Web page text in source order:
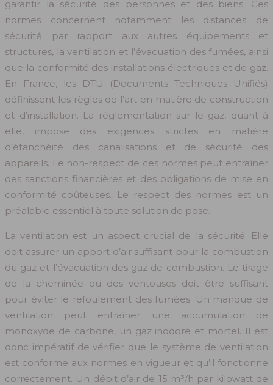
garantir la sécurité des personnes et des biens. Ces
normes concernent notamment les distances de
sécurité par rapport aux autres équipements et
structures, la ventilation et l’évacuation des fumées, ainsi
que la conformité des installations électriques et de gaz.
En France, les DTU (Documents Techniques Unifiés)
définissent les règles de l’art en matière de construction
et d’installation. La réglementation sur le gaz, quant à
elle, impose des exigences strictes en matière
d’étanchéité des canalisations et de sécurité des
appareils. Le non-respect de ces normes peut entraîner
des sanctions financières et des obligations de mise en
conformité coûteuses. Le respect des normes est un
préalable essentiel à toute solution de pose.
La ventilation est un aspect crucial de la sécurité. Elle
doit assurer un apport d’air suffisant pour la combustion
du gaz et l’évacuation des gaz de combustion. Le tirage
de la cheminée ou des ventouses doit être suffisant
pour éviter le refoulement des fumées. Un manque de
ventilation peut entraîner une accumulation de
monoxyde de carbone, un gaz inodore et mortel. Il est
donc impératif de vérifier que le système de ventilation
est conforme aux normes en vigueur et qu’il fonctionne
correctement. Un débit d’air de 15 m³/h par kilowatt de